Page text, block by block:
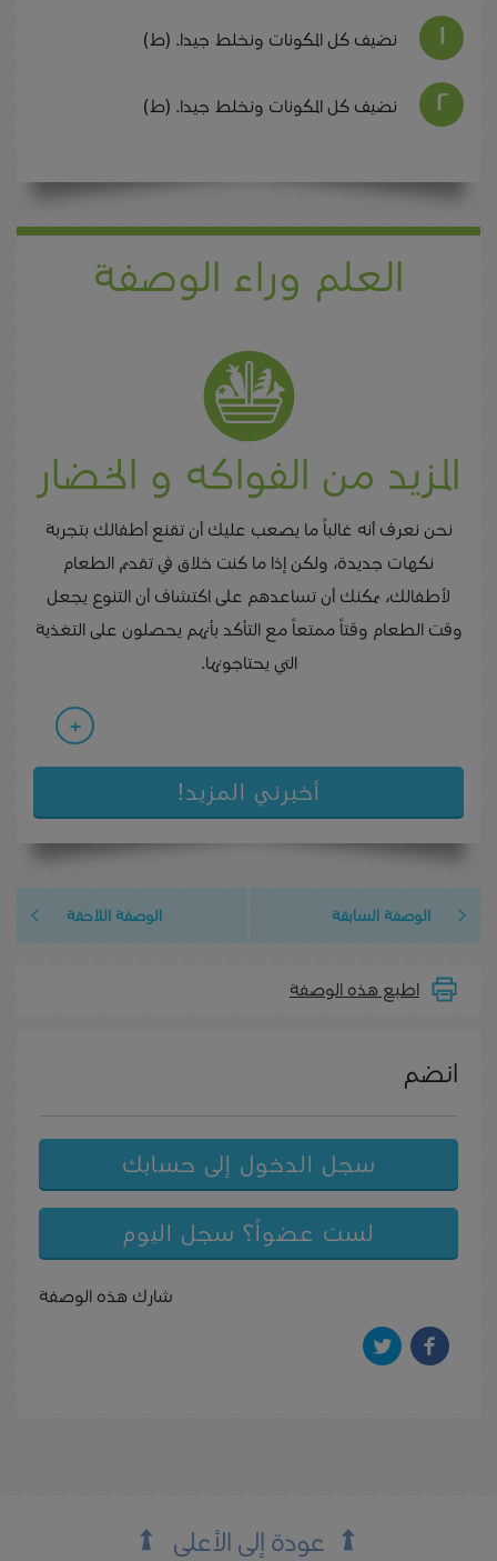
نضيف كل المكونات ونخلط جيدا. (ط)
نضيف كل المكونات ونخلط جيدا. (ط)
العلم وراء الوصفة
المزيد من الفواكه و الخضار
نحن نعرف أنه غالباً ما يصعب عليك أن تقنع أطفالك بتجربة
نكهات جديدة، ولكن إذا ما كنت خلاق في تقديم الطعام
لأطفالك، يمكنك أن تساعدهم على اكتشاف أن التنوع يجعل
وقت الطعام وقتاً ممتعاً مع التأكد بأنهم يحصلون على التغذية
التي يحتاجونها.
+
أخبرني المزيد!
الوصفة اللاحقة الوصفة السابقة
اطبع هذه الوصفة
انضم
سجل الدخول إلى حسابك
لست عضواً؟ سجل اليوم
شارك هذه الوصفة
عودة إلى الأعلى